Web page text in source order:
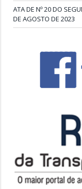
ATA DE Nº 20 DO
DE AGOSTO DE 2023